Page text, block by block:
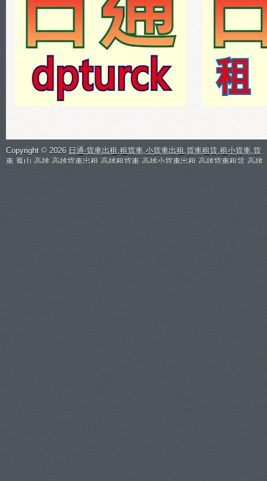
Copyright © 2026 日通-貨車出租,租貨車,小貨車出租,貨車租賃,租小貨車,貨
車,鳳山,高雄,高雄貨車出租,高雄租貨車,高雄小貨車出租,高雄貨車租賃,高雄
| 日通貨車出租 租貨車